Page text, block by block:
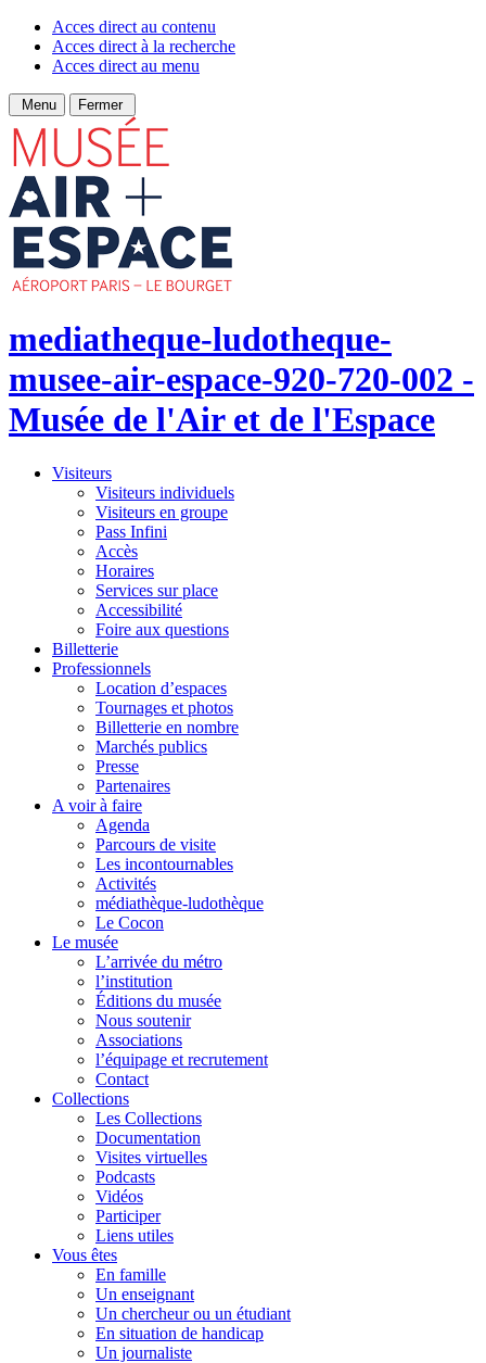
Acces direct au contenu
Acces direct à la recherche
Acces direct au menu
Menu Fermer
mediatheque-ludotheque-
musee-air-espace-920-720-002 -
Musée de l'Air et de l'Espace
Visiteurs
Visiteurs individuels
Visiteurs en groupe
Pass Infini
Accès
Horaires
Services sur place
Accessibilité
Foire aux questions
Billetterie
Professionnels
Location d’espaces
Tournages et photos
Billetterie en nombre
Marchés publics
Presse
Partenaires
A voir à faire
Agenda
Parcours de visite
Les incontournables
Activités
médiathèque-ludothèque
Le Cocon
Le musée
L’arrivée du métro
l’institution
Éditions du musée
Nous soutenir
Associations
l’équipage et recrutement
Contact
Collections
Les Collections
Documentation
Visites virtuelles
Podcasts
Vidéos
Participer
Liens utiles
Vous êtes
En famille
Un enseignant
Un chercheur ou un étudiant
En situation de handicap
Un journaliste